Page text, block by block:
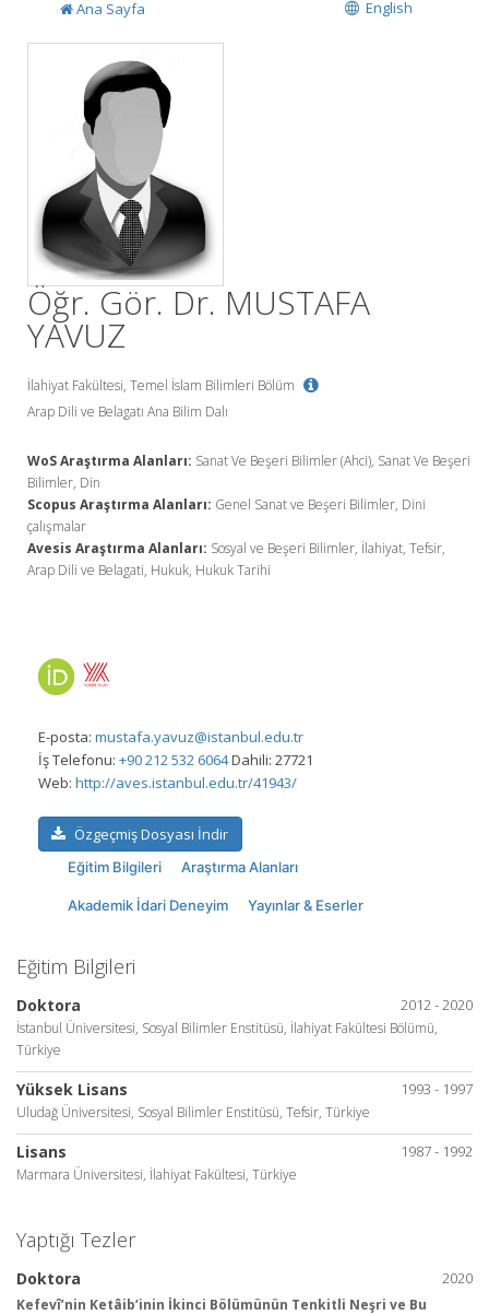
English
Ana Sayfa
Öğr. Gör. Dr. MUSTAFA
YAVUZ
İlahiyat Fakültesi, Temel İslam Bilimleri Bölüm
Arap Dili ve Belagatı Ana Bilim Dalı
WoS Araştırma Alanları: Sanat Ve Beşeri Bilimler (Ahci), Sanat Ve Beşeri
Bilimler, Din
Scopus Araştırma Alanları: Genel Sanat ve Beşeri Bilimler, Dini
çalışmalar
Avesis Araştırma Alanları: Sosyal ve Beşeri Bilimler, İlahiyat, Tefsir,
Arap Dili ve Belagati, Hukuk, Hukuk Tarihi
E-posta: mustafa.yavuz@istanbul.edu.tr
İş Telefonu: +90 212 532 6064Dahili: 27721
Web: http://aves.istanbul.edu.tr/41943/
Özgeçmiş Dosyası İndir
Eğitim Bilgileri Araştırma Alanları
Akademik İdari Deneyim Yayınlar & Eserler
Eğitim Bilgileri
2012 - 2020
Doktora
İstanbul Üniversitesi, Sosyal Bilimler Enstitüsü, İlahiyat Fakültesi Bölümü,
Türkiye
1993 - 1997
Yüksek Lisans
Uludağ Üniversitesi, Sosyal Bilimler Enstitüsü, Tefsir, Türkiye
1987 - 1992
Lisans
Marmara Üniversitesi, İlahiyat Fakültesi, Türkiye
Yaptığı Tezler
2020
Doktora
Kefevî’nin Ketâib’inin İkinci Bölümünün Tenkitli Neşri ve Bu